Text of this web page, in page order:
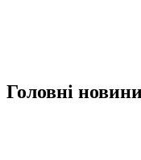
Головні